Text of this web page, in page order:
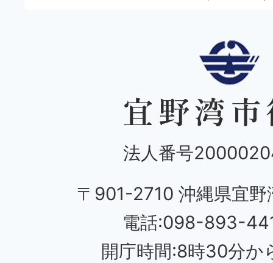
法人番号
〒901-2710 沖縄県宜野
電話:098-893-
開庁時間:8時30分か